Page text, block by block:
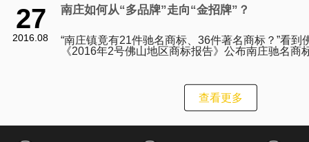
27
2016.08
南庄如何从“多品牌”走向“金招牌”？
“南庄镇竟有21件驰名商标、36件著名商标？”看到
《2016年2号佛山地区商标报告》公布南庄驰名商
查看更多